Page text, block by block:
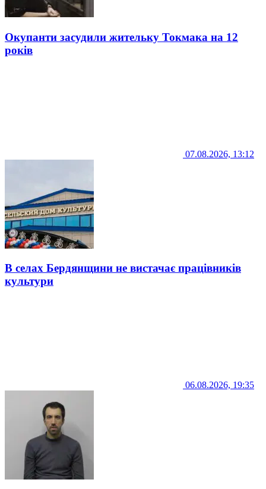
Окупанти засудили жительку Токмака на 12
років
07.08.2026, 13:12
В селах Бердянщини не вистачає працівників
культури
06.08.2026, 19:35